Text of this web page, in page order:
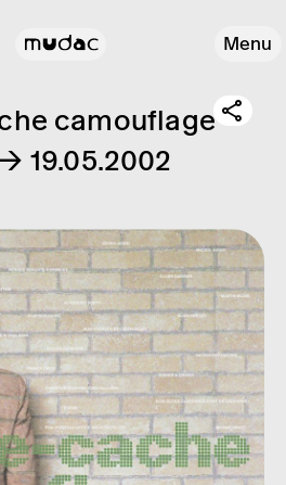
Menu
camouflage
19.05.2002